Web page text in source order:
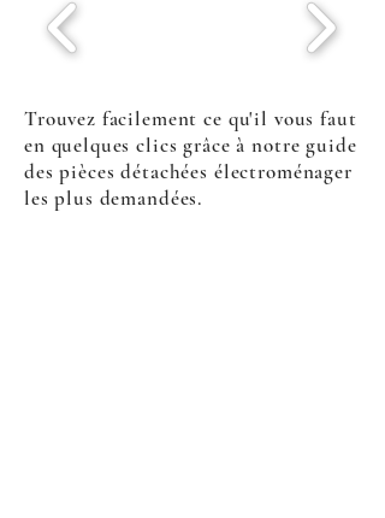
Trouvez facilement ce qu'il vous faut
en quelques clics grâce à notre guide
des pièces détachées électroménager
les plus demandées.